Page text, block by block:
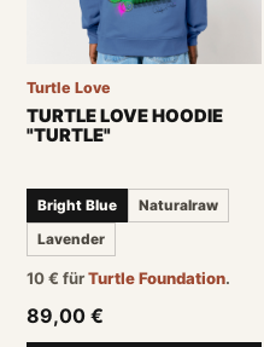
Turtle Love
TURTLE LOVE HOODIE
"TURTLE"
Bright Blue
Naturalraw
Lavender
10€für Turtle Foundation.
89,00 €